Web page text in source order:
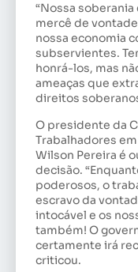
“Nossa
mercê de
nossa economia
subservientes.
honrá-los, mas
ameaças que
direitos
O presidente da
Trabalhadores
Wilson Pereira é
decisão.
poderosos, o
escravo da
intocável e os
também! O
certamente irá
criticou.